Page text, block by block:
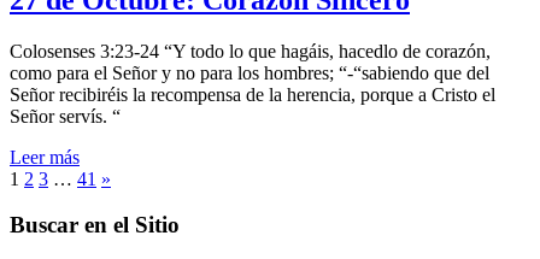
Colosenses 3:23-24 “Y todo lo que hagáis, hacedlo de corazón,
como para el Señor y no para los hombres; “-“sabiendo que del
Señor recibiréis la recompensa de la herencia, porque a Cristo el
Señor servís. “
Leer más
Posts
pagination
1 2 3 … 41 Siguientes
»
Buscar en el Sitio